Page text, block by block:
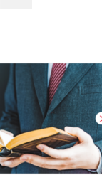
税等の相談
事項審査の
験とノウハ
ております
らも横浜市
市を中心に
問税理士を
る。 誰でも
に相談でき